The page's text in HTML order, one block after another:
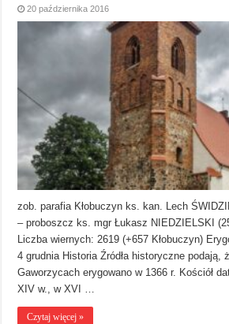
20 października 2016
zob. parafia Kłobuczyn ks. kan. Lech
– proboszcz ks. mgr Łukasz NIEDZIELSKI
Liczba wiernych: 2619 (+657 Kłobuczyn)
4 grudnia Historia Źródła historyczne podają,
Gaworzycach erygowano w 1366 r. Kościół
XIV w., w XVI …
Czytaj więcej »